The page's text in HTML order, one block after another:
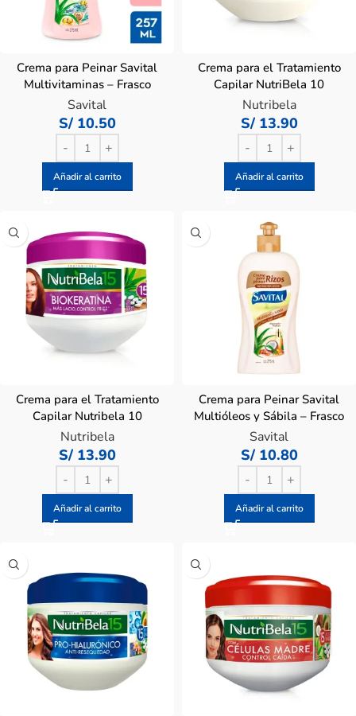
Crema para Peinar Savital
Multivitaminas – Frasco
275 ML
Savital
S/10.50
Añadir al carrito
Crema para el Tratamiento
Capilar NutriBela 10
Reparación Intensiva – Pote
300 ML
Nutribela
S/13.90
Añadir al carrito
Crema para el Tratamiento
Capilar Nutribela 10
Biokeratina – Pote 300 ML
Nutribela
S/13.90
Añadir al carrito
Crema para Peinar Savital
Multióleos y Sábila – Frasco
275 ML
Savital
S/10.80
Añadir al carrito